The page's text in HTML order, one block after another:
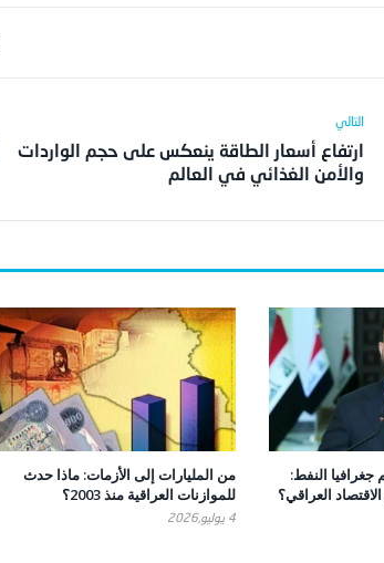
ارتفاع أسعار الطاقة ينعكس على حجم الواردات
والأمن الغذائي في العالم
جغرافيا النفط:
العراقي؟
من المليارات إلى الأزمات: ماذا حدث
للموازنات العراقية منذ 2003؟
4 يوليو,2026